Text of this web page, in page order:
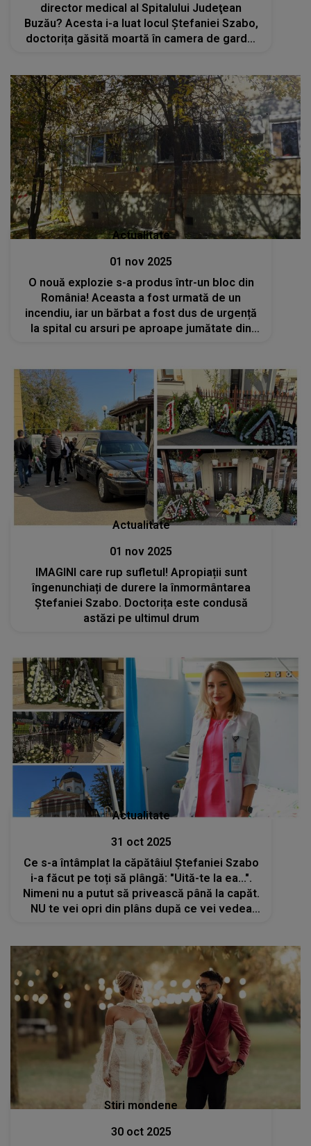
director medical al Spitalului Judeţean
Buzău? Acesta i-a luat locul Ștefaniei Szabo,
doctorița găsită moartă în camera de gardă,
Actualitate
01 nov 2025
O nouă explozie s-a produs într-un bloc din
România! Aceasta a fost urmată de un
incendiu, iar un bărbat a fost dus de urgență
la spital cu arsuri pe aproape jumătate din
Actualitate
01 nov 2025
IMAGINI care rup sufletul! Apropiații sunt
îngenunchiați de durere la înmormântarea
Ștefaniei Szabo. Doctorița este condusă
astăzi pe ultimul drum
Actualitate
31 oct 2025
Ce s-a întâmplat la căpătâiul Ștefaniei Szabo
i-a făcut pe toți să plângă: "Uită-te la ea...".
Nimeni nu a putut să privească până la capăt.
NU te vei opri din plâns după ce vei vedea
Stiri mondene
30 oct 2025